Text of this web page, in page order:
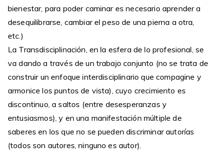
bienestar, para poder caminar es necesario aprender a
desequilibrarse, cambiar el peso de una pierna a otra,
etc.)
La Transdisciplinación, en la esfera de lo profesional, se
va dando a través de un trabajo conjunto (no se trata de
construir un enfoque interdisciplinario que compagine y
armonice los puntos de vista), cuyo crecimiento es
discontinuo, a saltos (entre desesperanzas y
entusiasmos), y en una manifestación múltiple de
saberes en los que no se pueden discriminar autorías
(todos son autores, ninguno es autor).